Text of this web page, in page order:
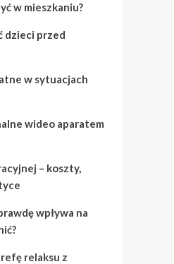
w mieszkaniu?
dzieci przed
w sytuacjach
wideo aparatem
– koszty,
wpływa na
relaksu z